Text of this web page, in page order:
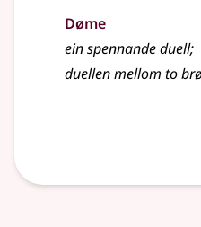
Døme
ein spennande duell;
duellen mellom to